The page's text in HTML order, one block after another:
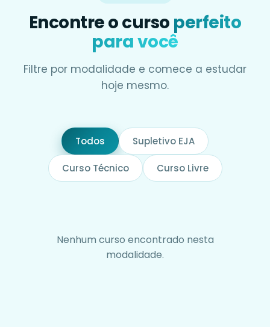
Encontre o curso perfeito
para você
Filtre por modalidade e comece a estudar
hoje mesmo.
Todos Supletivo EJA
Curso Técnico Curso Livre
Nenhum curso encontrado nesta
modalidade.